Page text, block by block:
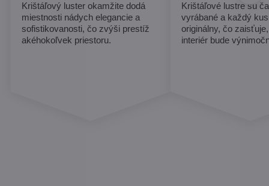
Krištáľový luster okamžite dodá
miestnosti nádych elegancie a
sofistikovanosti, čo zvýši prestíž
akéhokoľvek priestoru.
Krištáľové lustre sú
vyrábané a každý
originálny, čo
interiér bude